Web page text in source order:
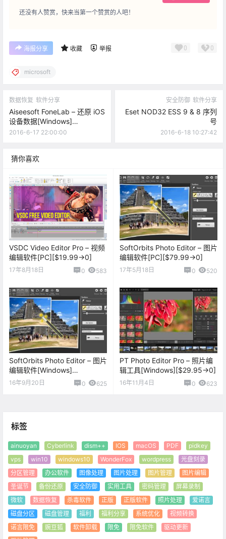
还没有人赞赏，快来当第一个赞赏的人吧！
海报分享 收藏 举报 0 0
microsoft
数据恢复 软件分享
Aiseesoft FoneLab – 还原 iOS
设备数据[Windows]
[$79.95→0]
2016-6-17 22:00:00
安全防御 软件分享
Eset NOD32 ESS 9 & 8 序列
号
2016-6-18 10:27:42
猜你喜欢
VSDC Video Editor Pro – 视频
编辑软件[PC][$19.99→0]
17年8月18日 0 583
SoftOrbits Photo Editor – 图片
编辑软件[PC][$79.99→0]
17年5月18日 0 520
SoftOrbits Photo Editor – 图片
编辑软件[Windows]
[$49.99→0]
16年9月20日 0 625
PT Photo Editor Pro – 照片编
辑工具[Windows][$29.95→0]
16年11月4日 0 623
标签
ainuoyan Cyberlink dism++ IOS macOS PDF
pidkey
vps
win10 windows10 WonderFox wordpress
光盘刻录
分区管理
办公软件 图像处理 图片处理 图片管理
图片编辑
圣诞节
备份还原 安全防御 实用工具 密码管理
屏幕录制
微软
数据恢复 杀毒软件 正版 正版软件 照片处理
爱诺言
磁盘分区
磁盘管理 福利 福利分享 系统优化
视频转换
诺言限免
豌豆狐 软件卸载 限免 限免软件
驱动更新